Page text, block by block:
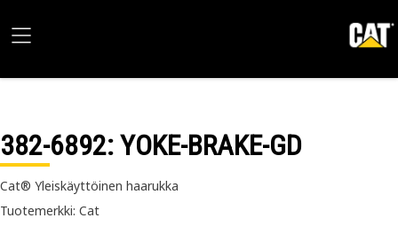
382-6892: YOKE-BRAKE-GD
Cat® Yleiskäyttöinen haarukka
Tuotemerkki: Cat